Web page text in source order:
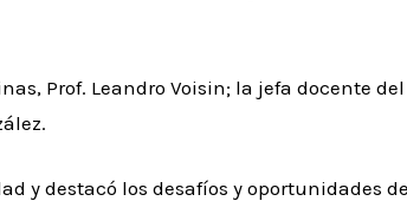
Prof. Leandro Voisin; la jefa docente del
y destacó los desafíos y oportunidades